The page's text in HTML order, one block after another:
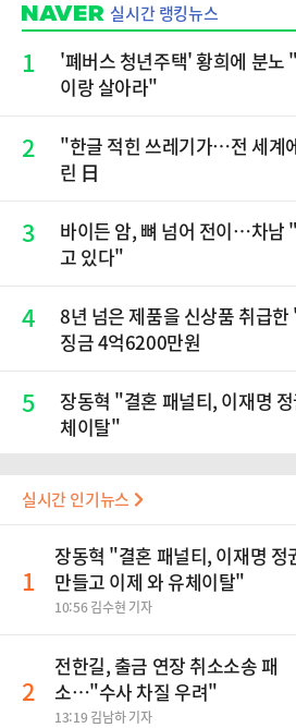
실시간 랭킹뉴스
1
'폐버스 청년주택' 황희에 분노
이랑 살아라"
2
"한글 적힌 쓰레기가…전 세계
린 日
3
바이든 암, 뼈 넘어 전이…차남
고 있다"
4
8년 넘은 제품을 신상품 취급
징금 4억6200만원
5
장동혁 "결혼 패널티, 이재명
체이탈"
실시간 인기뉴스
1
장동혁 "결혼 패널티, 이재명 정
만들고 이제 와 유체이탈"
10:56 김수현 기자
2
전한길, 출금 연장 취소소송 패
소…"수사 차질 우려"
13:19 김남하 기자